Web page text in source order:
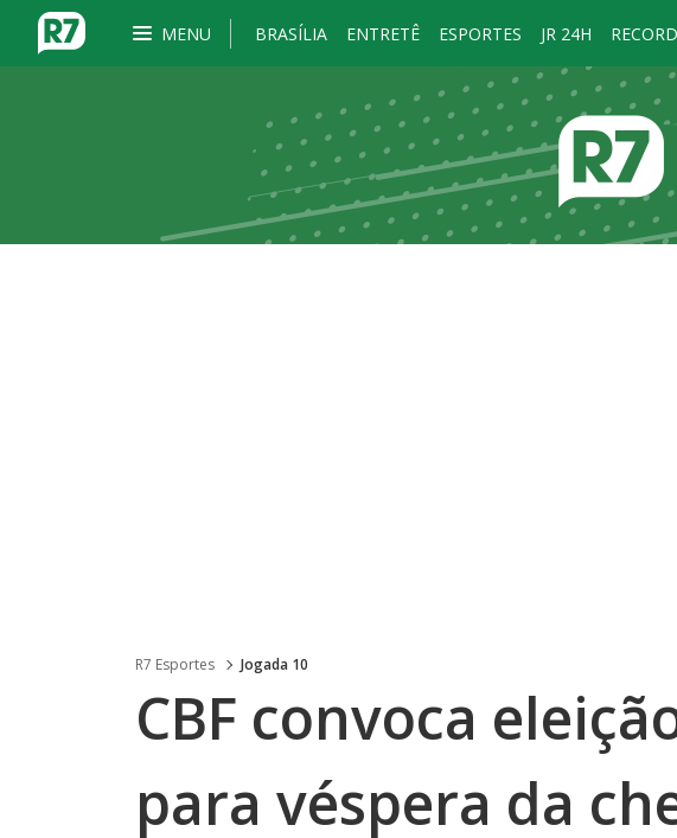
MENU BRASÍLIA ENTRETÊ ESPORTES JR 24H RECORD
R7 Esportes Jogada 10
CBF convoca
para véspera da